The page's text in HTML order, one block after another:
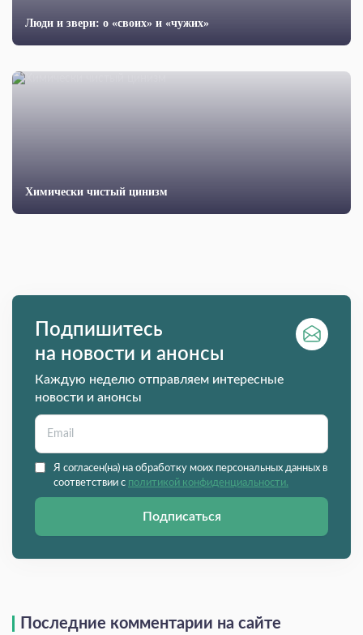
Люди и звери: о «своих» и «чужих»
Химически чистый цинизм
Подпишитесь
на новости и анонсы
Каждую неделю отправляем интересные
новости и анонсы
Я согласен(на) на обработку моих персональных данных в
соответствии с политикой конфиденциальности.
Подписаться
Последние комментарии на сайте